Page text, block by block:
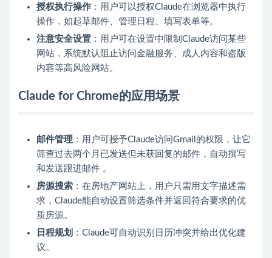
授权执行操作 ：用户可以授权Claude在浏览器中执行
操作，如起草邮件、管理日程、填写表单等。
注意安全设置 ：用户可在设置中限制Claude访问某些
网站，系统默认阻止访问金融服务、成人内容和盗版
内容等高风险网站。
Claude for Chrome的应用场景
邮件管理 ：用户可授予Claude访问Gmail的权限，让它
筛查过去两个月已发送但未获回复的邮件，自动撰写
和发送跟进邮件 。
房源搜索 ：在房地产网站上，用户只需用文字描述需
求，Claude能自动设置筛选条件并返回符合要求的优
质房源。
日程规划 ：Claude可自动识别日历冲突并给出优化建
议。